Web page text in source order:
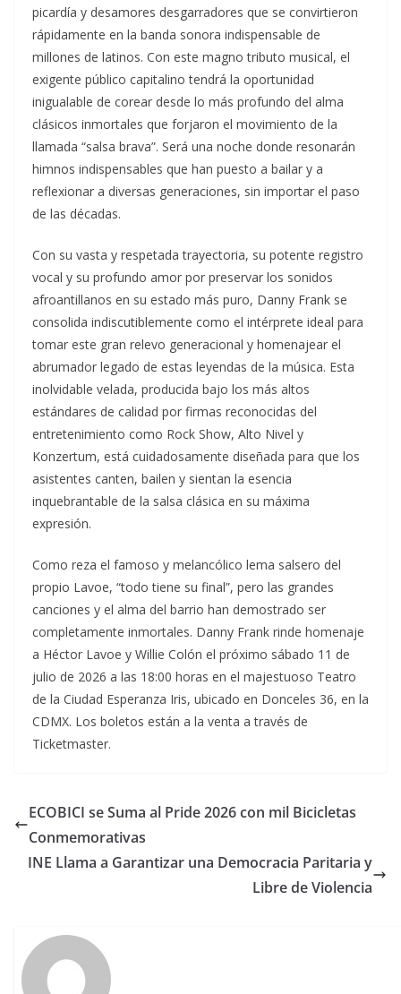
picardía y desamores desgarradores que se convirtieron
rápidamente en la banda sonora indispensable de
millones de latinos. Con este magno tributo musical, el
exigente público capitalino tendrá la oportunidad
inigualable de corear desde lo más profundo del alma
clásicos inmortales que forjaron el movimiento de la
llamada “salsa brava”. Será una noche donde resonarán
himnos indispensables que han puesto a bailar y a
reflexionar a diversas generaciones, sin importar el paso
de las décadas.
Con su vasta y respetada trayectoria, su potente registro
vocal y su profundo amor por preservar los sonidos
afroantillanos en su estado más puro, Danny Frank se
consolida indiscutiblemente como el intérprete ideal para
tomar este gran relevo generacional y homenajear el
abrumador legado de estas leyendas de la música. Esta
inolvidable velada, producida bajo los más altos
estándares de calidad por firmas reconocidas del
entretenimiento como Rock Show, Alto Nivel y
Konzertum, está cuidadosamente diseñada para que los
asistentes canten, bailen y sientan la esencia
inquebrantable de la salsa clásica en su máxima
expresión.
Como reza el famoso y melancólico lema salsero del
propio Lavoe, “todo tiene su final”, pero las grandes
canciones y el alma del barrio han demostrado ser
completamente inmortales. Danny Frank rinde homenaje
a Héctor Lavoe y Willie Colón el próximo sábado 11 de
julio de 2026 a las 18:00 horas en el majestuoso Teatro
de la Ciudad Esperanza Iris, ubicado en Donceles 36, en la
CDMX. Los boletos están a la venta a través de
Ticketmaster.
ECOBICI se Suma al Pride 2026 con mil Bicicletas
Conmemorativas
INE Llama a Garantizar una Democracia Paritaria y
Libre de Violencia